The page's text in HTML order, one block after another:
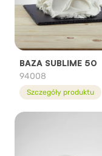
BAZA SUBLIME 50
94008
Szczegóły produktu